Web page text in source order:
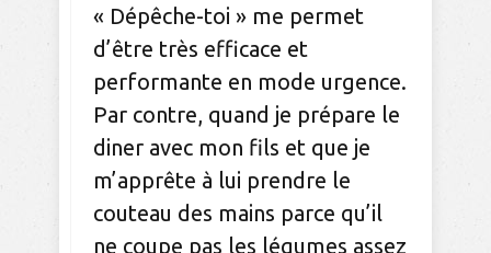
« Dépêche-toi » me permet
d’être très efficace et
performante en mode urgence.
Par contre, quand je prépare le
diner avec mon fils et que je
m’apprête à lui prendre le
couteau des mains parce qu’il
ne coupe pas les légumes assez